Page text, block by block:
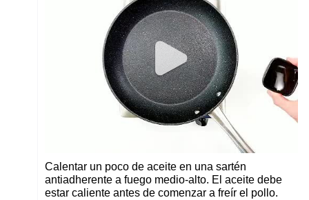
Calentar un poco de aceite en una sartén
antiadherente a fuego medio-alto. El aceite debe
estar caliente antes de comenzar a freír el pollo.